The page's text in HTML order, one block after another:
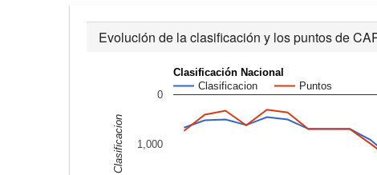
Evolución de la clasificación y los puntos de
Clasificación Nacional
Clasificacion
Puntos
0
1,000
Clasificacion